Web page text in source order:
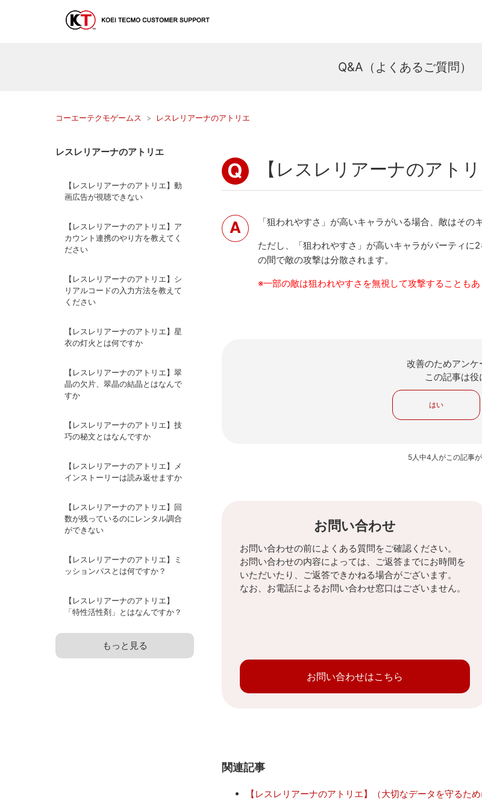
Q&A（よくあるご質問）
コーエーテクモゲームス レスレリアーナのアトリエ
レスレリアーナのアトリエ
【レスレリアーナのアトリエ】動
画広告が視聴できない
【レスレリアーナのアトリエ】ア
カウント連携のやり方を教えてく
ださい
【レスレリアーナのアトリエ】シ
リアルコードの入力方法を教えて
ください
【レスレリアーナのアトリエ】星
衣の灯火とは何ですか
【レスレリアーナのアトリエ】翠
晶の欠片、翠晶の結晶とはなんで
すか
【レスレリアーナのアトリエ】技
巧の秘文とはなんですか
【レスレリアーナのアトリエ】メ
インストーリーは読み返せますか
【レスレリアーナのアトリエ】回
数が残っているのにレンタル調合
ができない
【レスレリアーナのアトリエ】ミ
ッションパスとは何ですか？
【レスレリアーナのアトリエ】
「特性活性剤」とはなんですか？
もっと見る
【レスレリアーナのアト
「狙われやすさ」が高いキャラがいる場合、敵はその
ただし、「狙われやすさ」が高いキャラがパーティに
の間で敵の攻撃は分散されます。
※一部の敵は狙われやすさを無視して攻撃することも
改善のためアン
この記事は役
はい
5人中4人がこの記事
お問い合わせ
お問い合わせの前によくある質問をご確認ください。
お問い合わせの内容によっては、ご返答までにお時間を
いただいたり、ご返答できかねる場合がございます。
なお、お電話によるお問い合わせ窓口はございません。
お問い合わせはこちら
関連記事
【レスレリアーナのアトリエ】（大切なデータを守るた